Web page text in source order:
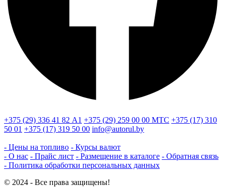
+375 (29) 336 41 82 А1 +375 (29) 259 00 00 МТС +375 (17) 310
50 01 +375 (17) 319 50 00 info@autorul.by
- Цены на топливо - Курсы валют
- О нас - Прайс лист - Размещение в каталоге - Обратная связь
- Политика обработки персональных данных
© 2024 - Все права защищены!